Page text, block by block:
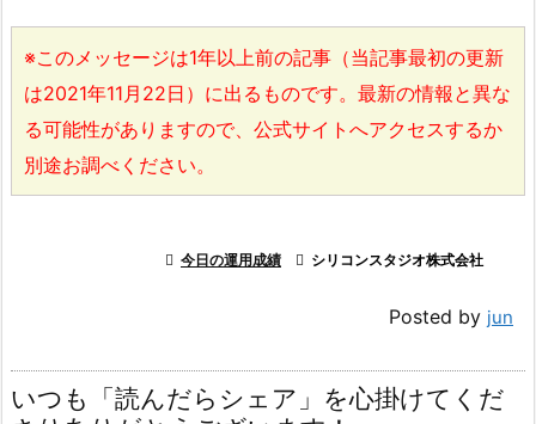
※このメッセージは1年以上前の記事（当記事最初の更新
は2021年11月22日）に出るものです。最新の情報と異な
る可能性がありますので、公式サイトへアクセスするか
別途お調べください。
 今日の運用成績  シリコンスタジオ株式会社
Posted by jun
いつも「読んだらシェア」を心掛けてくだ